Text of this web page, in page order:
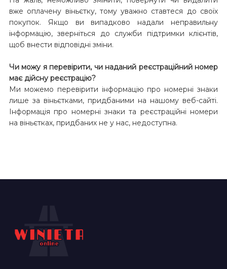
вже оплачену віньєтку, тому уважно ставтеся до своїх
покупок. Якщо ви випадково надали неправильну
інформацію, зверніться до служби підтримки клієнтів,
щоб внести відповідні зміни.
Чи можу я перевірити, чи наданий реєстраційний номер
має дійсну реєстрацію?
Ми можемо перевірити інформацію про номерні знаки
лише за віньєтками, придбаними на нашому веб-сайті.
Інформація про номерні знаки та реєстраційні номери
на віньєтках, придбаних не у нас, недоступна.